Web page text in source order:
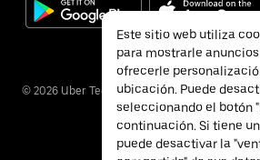
© 2026 Uber Technologies Inc.
Este sitio web utiliza
para mostrarle
ofrecerle
ubicación. Puede
seleccionando el botón
continuación. Si tiene
puede desactivar la